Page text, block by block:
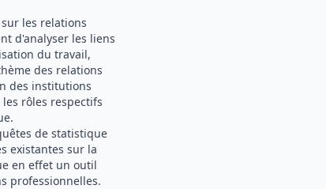
les relations
d'analyser les liens
du travail,
des relations
des institutions
rôles respectifs
de statistique
existantes sur la
en effet un outil
professionnelles.